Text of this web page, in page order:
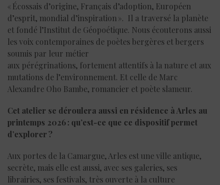
« Écossais d’origine, Français d’adoption, Européen
d’esprit, mondial d’inspiration ». Il a traversé la planète
et fondé l’Institut de Géopoétique. Nous écouterons aussi
les voix contemporaines de poètes bergères et bergers
soumis par leur métier
aux pérégrinations, fortement attentifs à la nature et aux
mutations de l’environnement. Et celle de Marc
Alexandre Oho Bambe, romancier et poète slameur.
Cet atelier se déroulera aussi en résidence à Arles au
printemps 2026 : qu’est-ce que ce dispositif permet
d’explorer ?
Aux portes de la Camargue, Arles est une ville antique,
secrète, mais elle est aussi, avec ses galeries, ses
librairies, ses festivals, très ouverte à la culture